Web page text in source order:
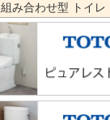
組み合わせ型 トイレ